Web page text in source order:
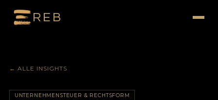
REB
← ALLE INSIGHTS
UNTERNEHMENSTEUER & RECHTSFORM